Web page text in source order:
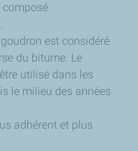
est considéré
du bitume. Le
utilisé dans les
le milieu des années
adhérent et plus